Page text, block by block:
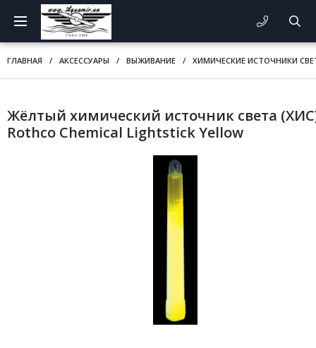
ГЛАВНАЯ / АКСЕССУАРЫ / ВЫЖИВАНИЕ / ХИМИЧЕСКИЕ ИСТОЧНИКИ
Жёлтый химический источник света
Rothco Chemical Lightstick Yellow